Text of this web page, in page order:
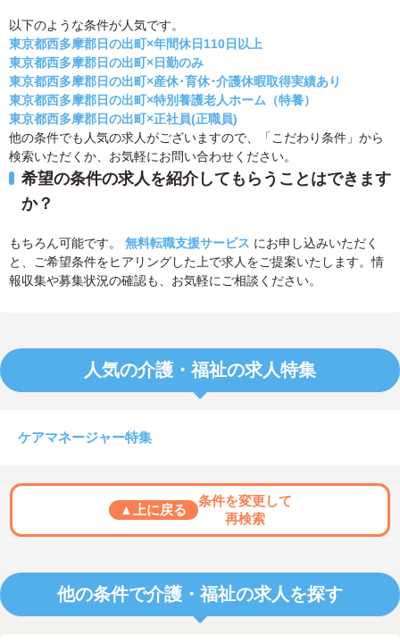
以下のような条件が人気です。
東京都西多摩郡日の出町×年間休日110日以上
東京都西多摩郡日の出町×日勤のみ
東京都西多摩郡日の出町×産休･育休･介護休暇取得実績あり
東京都西多摩郡日の出町×特別養護老人ホーム（特養）
東京都西多摩郡日の出町×正社員(正職員)
他の条件でも人気の求人がございますので、「こだわり条件」から
検索いただくか、お気軽にお問い合わせください。
希望の条件の求人を紹介してもらうことはできます
か？
もちろん可能です。 無料転職支援サービス にお申し込みいただく
と、ご希望条件をヒアリングした上で求人をご提案いたします。情
報収集や募集状況の確認も、お気軽にご相談ください。
人気の介護・福祉の求人特集
ケアマネージャー特集
▲上に戻る
条件を変更して
再検索
他の条件で介護・福祉の求人を探す